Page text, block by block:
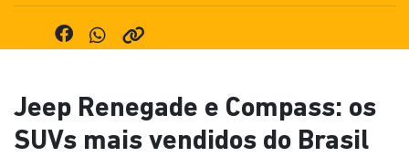
Jeep Renegade e Compass: os
SUVs mais vendidos do Brasil